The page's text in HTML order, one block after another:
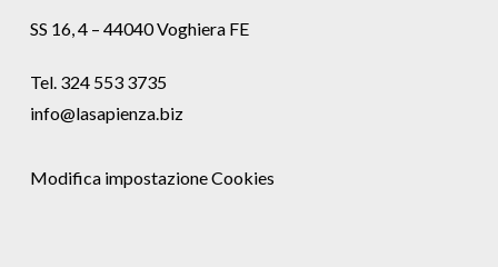
SS 16, 4 – 44040 Voghiera FE
Tel. 324 553 3735
info@lasapienza.biz
Modifica impostazione Cookies